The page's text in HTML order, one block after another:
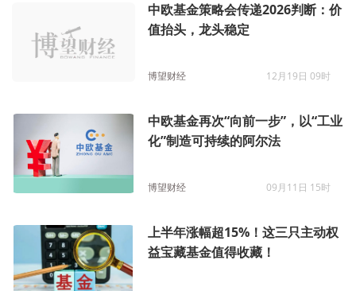
中欧基金策略会传递2026判断：价
值抬头，龙头稳定
博望财经 12月19日 09时
中欧基金再次“向前一步”，以“工业
化”制造可持续的阿尔法
博望财经 09月11日 15时
上半年涨幅超15%！这三只主动权
益宝藏基金值得收藏！